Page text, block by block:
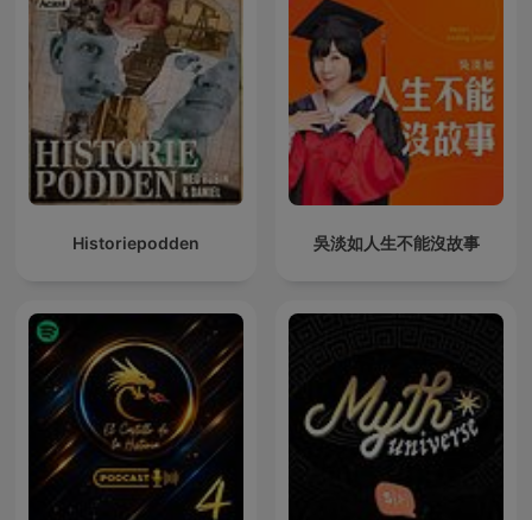
Historiepodden 吳淡如人生不能沒故事